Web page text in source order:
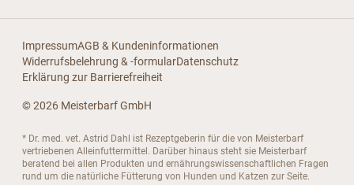
ImpressumAGB & Kundeninformationen
Widerrufsbelehrung & -formularDatenschutz
Erklärung zur Barrierefreiheit
© 2026 Meisterbarf GmbH
* Dr. med. vet. Astrid Dahl ist Rezeptgeberin für die von Meisterbarf
vertriebenen Alleinfuttermittel. Darüber hinaus steht sie Meisterbarf
beratend bei allen Produkten und ernährungswissenschaftlichen Fragen
rund um die natürliche Fütterung von Hunden und Katzen zur Seite.